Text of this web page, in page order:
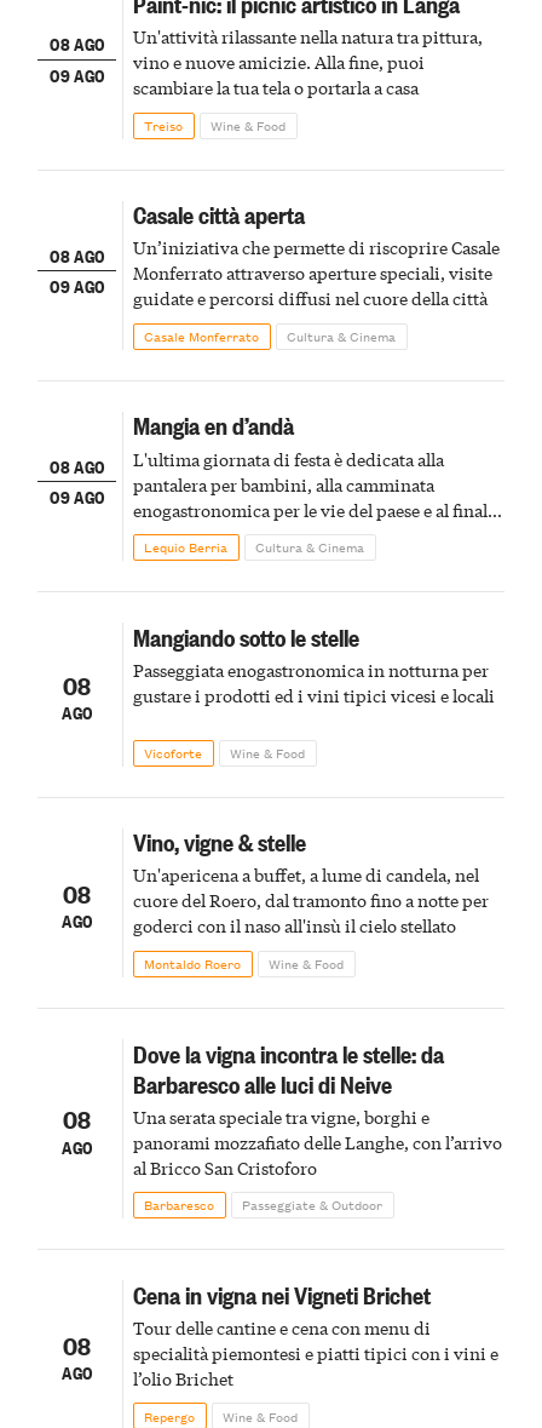
08 AGO
09 AGO
Un'attività rilassante nella natura tra pittura,
vino e nuove amicizie. Alla fine, puoi
scambiare la tua tela o portarla a casa
Treiso Wine & Food
08 AGO
09 AGO
Casale città aperta
Un’iniziativa che permette di riscoprire Casale
Monferrato attraverso aperture speciali, visite
guidate e percorsi diffusi nel cuore della città
Casale Monferrato Cultura & Cinema
08 AGO
09 AGO
Mangia en d’andà
L'ultima giornata di festa è dedicata alla
pantalera per bambini, alla camminata
enogastronomica per le vie del paese e al finale
pirotecnico
Lequio Berria Cultura & Cinema
08
AGO
Mangiando sotto le stelle
Passeggiata enogastronomica in notturna per
gustare i prodotti ed i vini tipici vicesi e locali
Vicoforte Wine & Food
08
AGO
Vino, vigne & stelle
Un'apericena a buffet, a lume di candela, nel
cuore del Roero, dal tramonto fino a notte per
goderci con il naso all'insù il cielo stellato
Montaldo Roero Wine & Food
08
AGO
Dove la vigna incontra le stelle: da
Barbaresco alle luci di Neive
Una serata speciale tra vigne, borghi e
panorami mozzafiato delle Langhe, con l’arrivo
al Bricco San Cristoforo
Barbaresco Passeggiate & Outdoor
08
AGO
Cena in vigna nei Vigneti Brichet
Tour delle cantine e cena con menu di
specialità piemontesi e piatti tipici con i vini e
l’olio Brichet
Repergo Wine & Food